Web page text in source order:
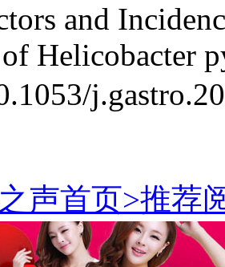
and
Helicobacter
声首页>推荐